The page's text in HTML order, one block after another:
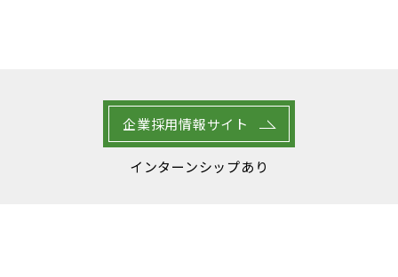
企業採用情報サイト
インターンシップあり